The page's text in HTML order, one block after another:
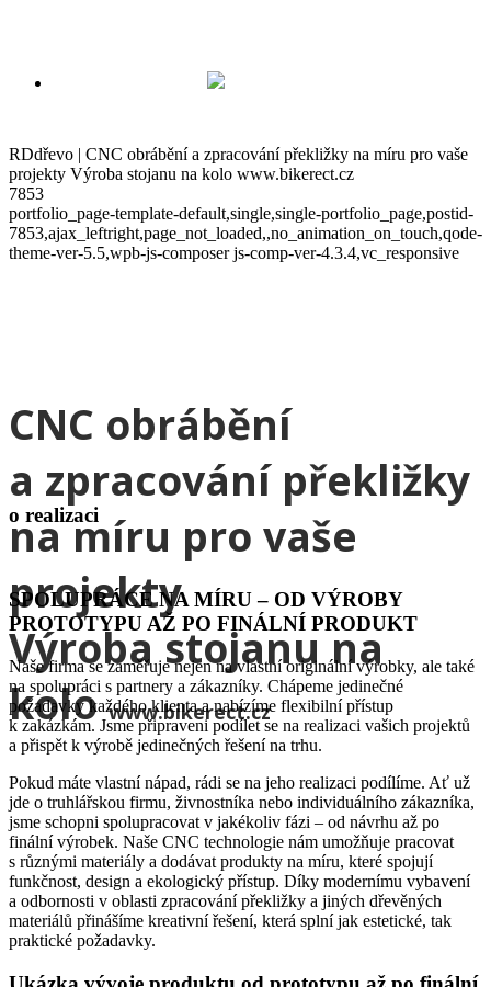
RDdřevo | CNC obrábění a zpracování překližky na míru pro vaše
projekty Výroba stojanu na kolo www.bikerect.cz
7853
portfolio_page-template-default,single,single-portfolio_page,postid-
7853,ajax_leftright,page_not_loaded,,no_animation_on_touch,qode-
theme-ver-5.5,wpb-js-composer js-comp-ver-4.3.4,vc_responsive
CNC obrábění
a zpracování překližky
na míru pro vaše
projekty
Výroba stojanu na
kolowww.bikerect.cz
o realizaci
SPOLUPRÁCE NA MÍRU – OD VÝROBY
PROTOTYPU AŽ PO FINÁLNÍ PRODUKT
Naše firma se zaměřuje nejen na vlastní originální výrobky, ale také
na spolupráci s partnery a zákazníky. Chápeme jedinečné
požadavky každého klienta a nabízíme flexibilní přístup
k zakázkám. Jsme připraveni podílet se na realizaci vašich projektů
a přispět k výrobě jedinečných řešení na trhu.
Pokud máte vlastní nápad, rádi se na jeho realizaci podílíme. Ať už
jde o truhlářskou firmu, živnostníka nebo individuálního zákazníka,
jsme schopni spolupracovat v jakékoliv fázi – od návrhu až po
finální výrobek. Naše CNC technologie nám umožňuje pracovat
s různými materiály a dodávat produkty na míru, které spojují
funkčnost, design a ekologický přístup. Díky modernímu vybavení
a odbornosti v oblasti zpracování překližky a jiných dřevěných
materiálů přinášíme kreativní řešení, která splní jak estetické, tak
praktické požadavky.